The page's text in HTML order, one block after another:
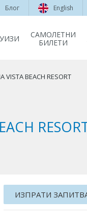
Блог English
САМОЛЕТНИ
БИЛЕТИ
VISTA BEACH RESORT
ИЗПРАТИ